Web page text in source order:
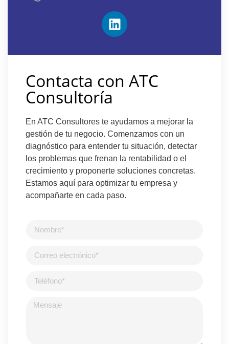
Contacta con ATC
Consultoría
En ATC Consultores te ayudamos a mejorar la
gestión de tu negocio. Comenzamos con un
diagnóstico para entender tu situación, detectar
los problemas que frenan la rentabilidad o el
crecimiento y proponerte soluciones concretas.
Estamos aquí para optimizar tu empresa y
acompañarte en cada paso.